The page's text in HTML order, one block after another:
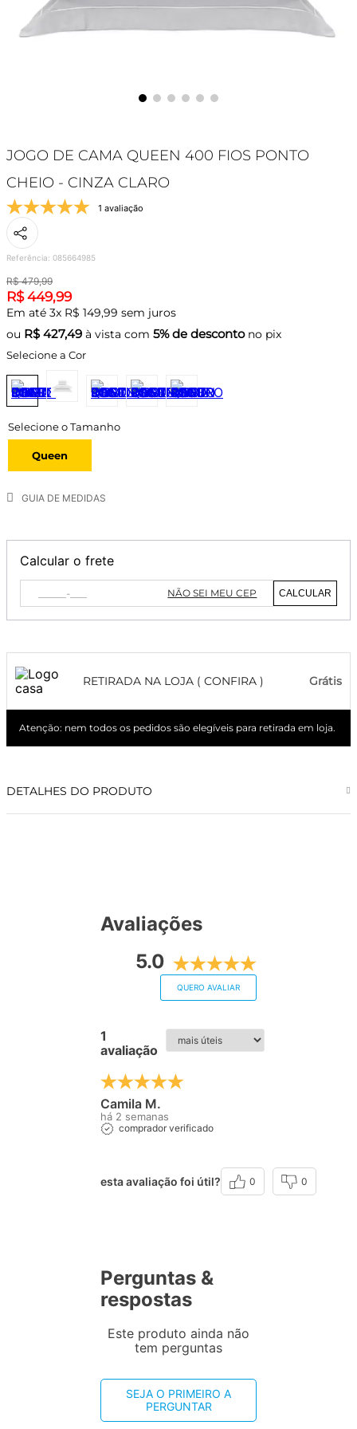
JOGO DE CAMA QUEEN 400 FIOS PONTO
CHEIO - CINZA CLARO
1 avaliação
Referência: 085664985
R$ 479,99
R$ 449,99
Em até 3x R$ 149,99 sem juros
ou R$ 427,49 à vista com 5% de descontono pix
Selecione a Cor
Queen
GUIA DE MEDIDAS
Calcular o frete
NÃO SEI MEU CEP CALCULAR
RETIRADA NA LOJA ( CONFIRA ) Grátis
Atenção: nem todos os pedidos são elegíveis para retirada em loja.
DETALHES DO PRODUTO
Avaliações
5.0
QUERO AVALIAR
1
avaliação
Camila M.
há 2 semanas
comprador verificado
esta avaliação foi útil? 0 0
Perguntas &
respostas
Este produto ainda não
tem perguntas
SEJA O PRIMEIRO A
PERGUNTAR